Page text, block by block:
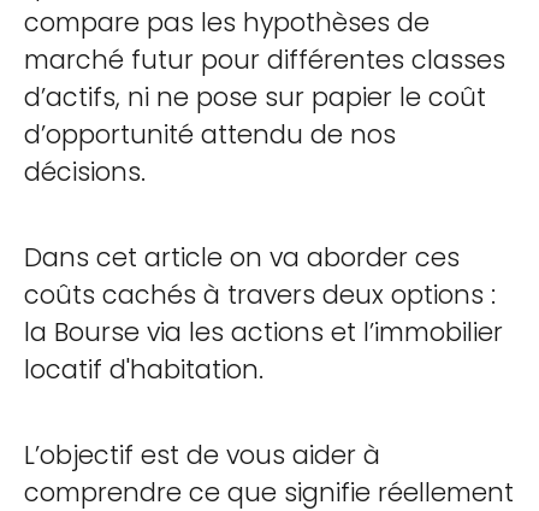
compare pas les hypothèses de
marché futur pour différentes classes
d’actifs, ni ne pose sur papier le coût
d’opportunité attendu de nos
décisions.
Dans cet article on va aborder ces
coûts cachés à travers deux options :
la Bourse via les actions et l’immobilier
locatif d'habitation.
L’objectif est de vous aider à
comprendre ce que signifie réellement